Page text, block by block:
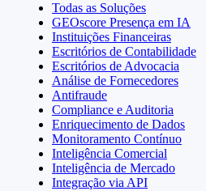
Todas as Soluções
GEOscore Presença em IA
Instituições Financeiras
Escritórios de Contabilidade
Escritórios de Advocacia
Análise de Fornecedores
Antifraude
Compliance e Auditoria
Enriquecimento de Dados
Monitoramento Contínuo
Inteligência Comercial
Inteligência de Mercado
Integração via API